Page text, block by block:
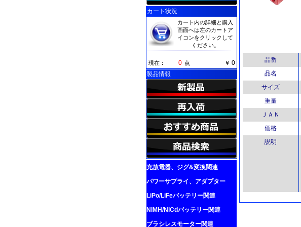
カート状況
カート内の詳細と購入
画面へは左のカートア
イコンをクリックして
ください。
現在： 0 点 ￥ 0
製品情報
充放電器、ジグ&変換関連
パワーサプライ、アダプター
LiPo/LiFeバッテリー関連
NiMH/NiCdバッテリー関連
ブラシレスモーター関連
品番
品名
サイズ
重量
ＪＡＮ
価格
説明